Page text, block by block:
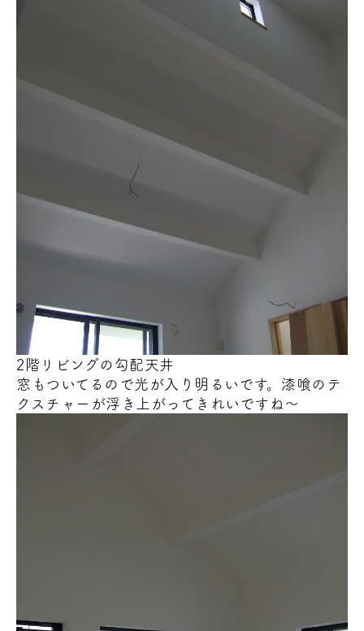
2階リビングの勾配天井
窓もついてるので光が入り明るいです。漆喰のテ
クスチャーが浮き上がってきれいですね～